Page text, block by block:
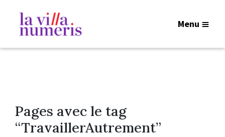
Menu
Pages avec le tag
“TravaillerAutrement”